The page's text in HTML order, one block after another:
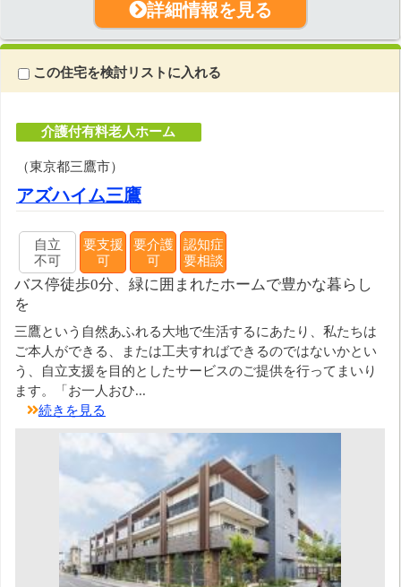
詳細情報を見る
この住宅を検討リストに入れる
介護付有料老人ホーム
（東京都三鷹市）
アズハイム三鷹
自立
不可
要支援
可
要介護
可
認知症
要相談
バス停徒歩0分、緑に囲まれたホームで豊かな暮らし
を
三鷹という自然あふれる大地で生活するにあたり、私たちは
ご本人ができる、または工夫すればできるのではないかとい
う、自立支援を目的としたサービスのご提供を行ってまいり
ます。「お一人おひ...
続きを見る